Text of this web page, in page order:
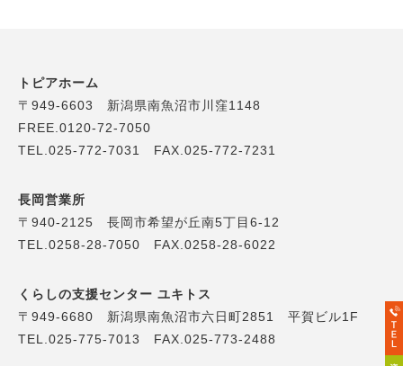
トピアホーム
〒949-6603 新潟県南魚沼市川窪1148
FREE.0120-72-7050
TEL.025-772-7031 FAX.025-772-7231
長岡営業所
〒940-2125 長岡市希望が丘南5丁目6-12
TEL.0258-28-7050 FAX.0258-28-6022
くらしの支援センター ユキトス
〒949-6680 新潟県南魚沼市六日町2851 平賀ビル1F
TEL.025-775-7013 FAX.025-773-2488